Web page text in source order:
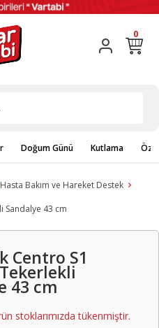
0
Doğum Günü Kutlama
Hasta Bakım ve Hareket Destek
Sandalye 43 cm
Centro S1
43 cm
stoklarımızda tükenmiştir.